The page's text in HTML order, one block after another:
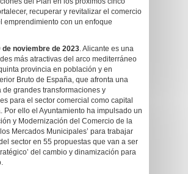
recuperar y revitalizar el comercio
emprendimiento con un enfoque
de noviembre de 2023. Alicante es una
más atractivas del arco mediterráneo
provincia en población y en
Bruto de España, que afronta una
de grandes transformaciones y
para el sector comercial como capital
Por ello el Ayuntamiento ha impulsado un
y Modernización del Comercio de la
Mercados Municipales’ para trabajar
sector en 55 propuestas que van a ser
del cambio y dinamización para